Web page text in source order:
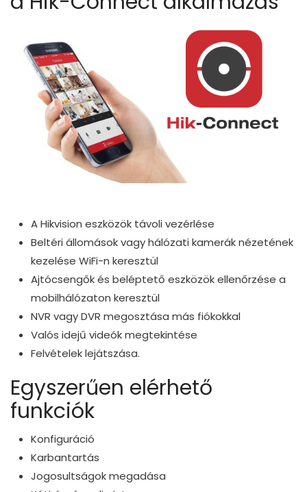
A Hikvision eszközök távoli vezérlése
Beltéri állomások vagy hálózati kamerák nézetének
kezelése WiFi-n keresztül
Ajtócsengők és beléptető eszközök ellenőrzése a
mobilhálózaton keresztül
NVR vagy DVR megosztása más fiókokkal
Valós idejű videók megtekintése
Felvételek lejátszása.
Egyszerűen elérhető
funkciók
Konfiguráció
Karbantartás
Jogosultságok megadása